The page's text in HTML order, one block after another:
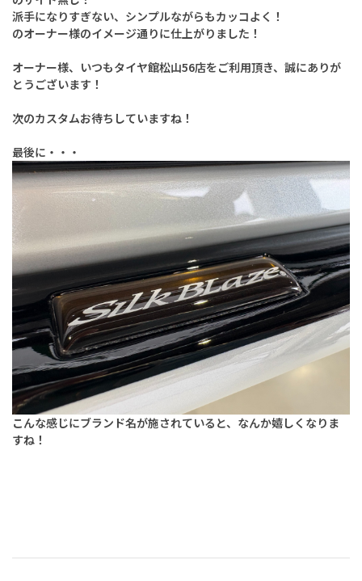
派手になりすぎない、シンプルながらもカッコよく！
のオーナー様のイメージ通りに仕上がりました！
オーナー様、いつもタイヤ館松山56店をご利用頂き、誠にありが
とうございます！
次のカスタムお待ちしていますね！
最後に・・・
こんな感じにブランド名が施されていると、なんか嬉しくなりま
すね！